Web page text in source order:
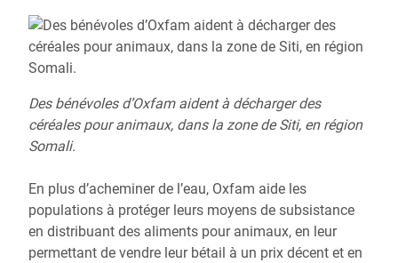
Des bénévoles d’Oxfam aident à décharger des
céréales pour animaux, dans la zone de Siti, en région
Somali.
En plus d’acheminer de l’eau, Oxfam aide les
populations à protéger leurs moyens de subsistance
en distribuant des aliments pour animaux, en leur
permettant de vendre leur bétail à un prix décent et en